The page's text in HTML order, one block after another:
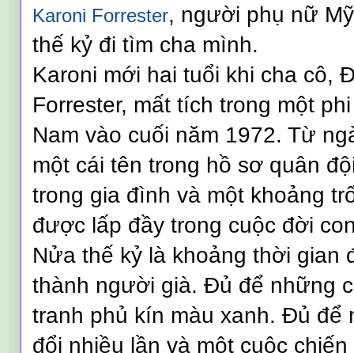
Karoni Forrester, người phụ nữ
thế kỷ đi tìm cha mình.
Karoni mới hai tuổi khi cha cô,
Forrester, mất tích trong một
Nam vào cuối năm 1972. Từ
một cái tên trong hồ sơ quân
trong gia đình và một khoảng
được lấp đầy trong cuộc đời
Nửa thế kỷ là khoảng thời gian
thành người già. Đủ để những
tranh phủ kín màu xanh. Đủ để
đổi nhiều lần và một cuộc